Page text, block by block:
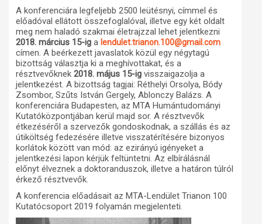
A konferenciára legfeljebb 2500 leütésnyi, címmel és
előadóval ellátott összefoglalóval, illetve egy két oldalt
meg nem haladó szakmai életrajzzal lehet jelentkezni
2018. március 15-ig a lendulet.trianon.100@gmail.com
címen. A beérkezett javaslatok közül egy négytagú
bizottság választja ki a meghívottakat, és a
résztvevőknek 2018. május 15-ig visszaigazolja a
jelentkezést. A bizottság tagjai: Réthelyi Orsolya, Bódy
Zsombor, Szűts István Gergely, Ablonczy Balázs. A
konferenciára Budapesten, az MTA Humántudományi
Kutatóközpontjában kerül majd sor. A résztvevők
étkezéséről a szervezők gondoskodnak, a szállás és az
útiköltség fedezésére illetve visszatérítésére bizonyos
korlátok között van mód: az ezirányú igényeket a
jelentkezési lapon kérjük feltüntetni. Az elbírálásnál
előnyt élveznek a doktoranduszok, illetve a határon túlról
érkező résztvevők.
A konferencia előadásait az MTA-Lendület Trianon 100
Kutatócsoport 2019 folyamán megjelenteti.